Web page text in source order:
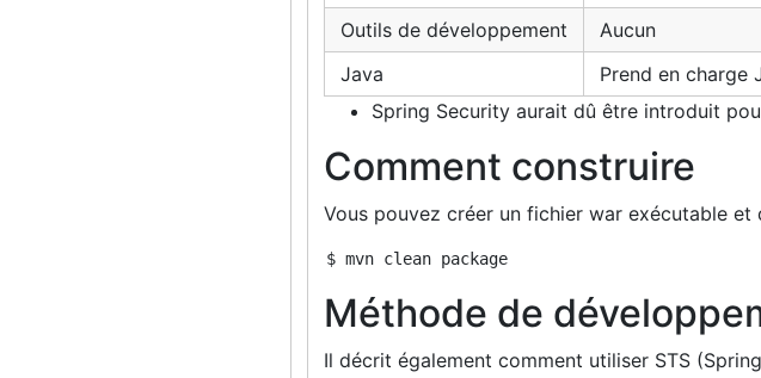
Outils de développement
Aucun
Java
Prend en charge
Spring Security aurait dû être introduit
Comment construire
Vous pouvez créer un fichier war exécutable
Méthode de
Il décrit également comment utiliser STS